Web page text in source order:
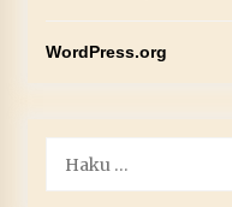
WordPress.org